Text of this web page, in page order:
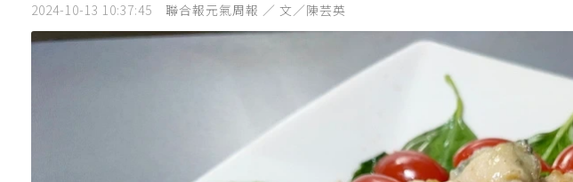
2024-10-13 10:37:45 聯合報元氣周報 ／ 文／陳芸英